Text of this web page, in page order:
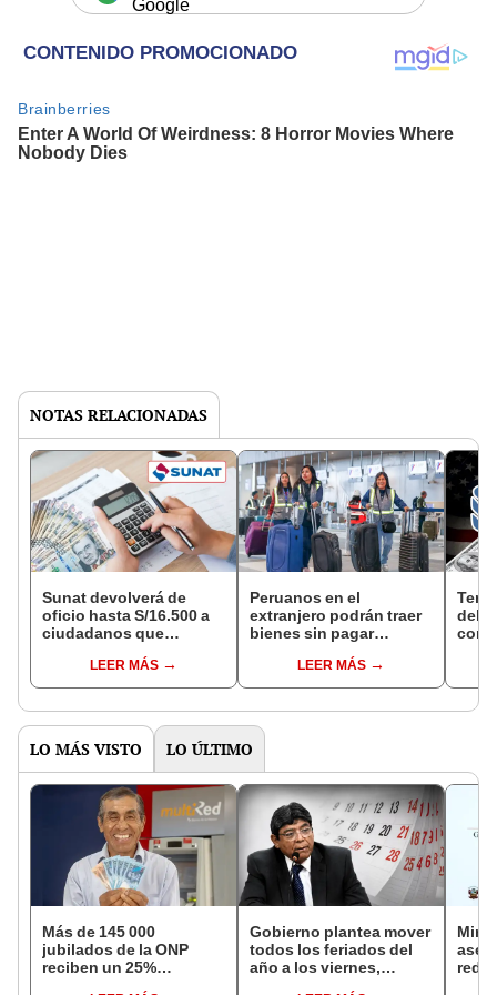
Google
NOTAS RELACIONADAS
Sunat devolverá de
oficio hasta S/16.500 a
ciudadanos que
Impuesto a la Renta este
2025 en Perú: ¿cómo
LEER MÁS
Peruanos en el
extranjero podrán traer
bienes sin pagar
beneficio especial que
brinda Sunat
LEER MÁS
del
LO MÁS VISTO LO ÚLTIMO
Más de 145 000
jubilados de la ONP
reciben un 25%
Gobierno plantea mover
todos los feriados del
año a los viernes,